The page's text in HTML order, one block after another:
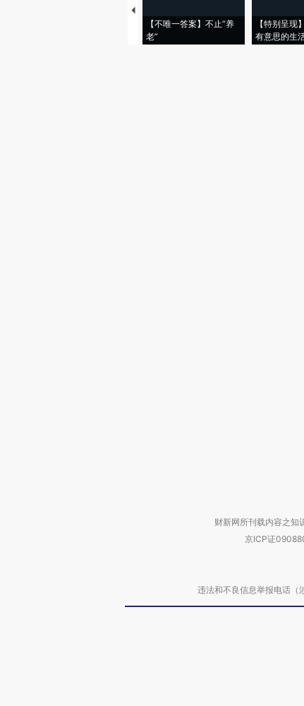
【不唯一答案】不止“养
老”
【特别呈现
有意思的生
财新网所刊载内容之知
京ICP证
违法和不良信息举报电话